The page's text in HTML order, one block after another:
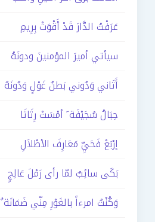
عَرَفْتُ الدَّارَ قَدْ أَقْوَتْ بِرِيمِ
سيأتي أميرَ المؤمنينَ ودونَهُ
أَتَاني وَدُوني بَطنُ غَوْلٍ وَدُونَهُ
حِبَالُ سُجَيْفَة َ أمْسَتْ رِثَاثَا
إرْبَعْ فَحَيِّ مَعَارِفَ الأطْلاَلِ
بَكَى سائِبٌ لمّا رأى رَمْلَ عَالِجٍ
وَكُنْتُ امرءاً بالغَوْرِ مِنّي ضَمَانَة ٌ